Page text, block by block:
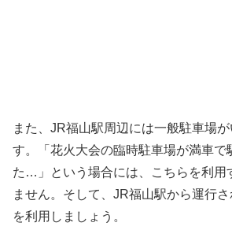
また、JR福山駅周辺には一般駐車場
す。「花火大会の臨時駐車場が満車で
た…」という場合には、こちらを利用
ません。そして、JR福山駅から運行
を利用しましょう。